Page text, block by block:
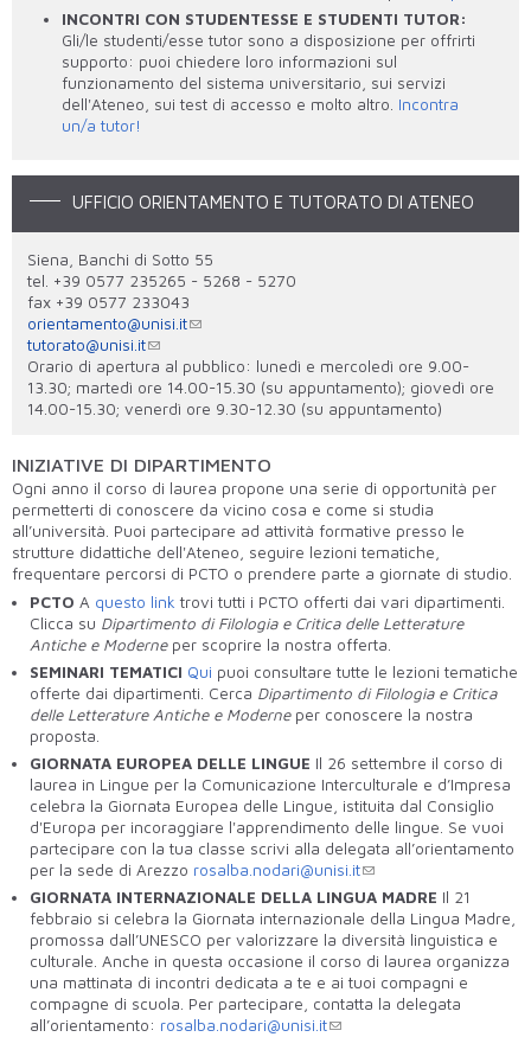
INCONTRI CON STUDENTESSE E STUDENTI TUTOR:
Gli/le studenti/esse tutor sono a disposizione per offrirti
supporto: puoi chiedere loro informazioni sul
funzionamento del sistema universitario, sui servizi
dell'Ateneo, sui test di accesso e molto altro. Incontra
un/a tutor!
UFFICIO ORIENTAMENTO E TUTORATO DI ATENEO
Siena, Banchi di Sotto 55
tel. +39 0577 235265 - 5268 - 5270
fax +39 0577 233043
orientamento@unisi.it
tutorato@unisi.it
Orario di apertura al pubblico: lunedì e mercoledì ore 9.00-
13.30; martedì ore 14.00-15.30 (su appuntamento); giovedì ore
14.00-15.30; venerdì ore 9.30-12.30 (su appuntamento)
INIZIATIVE DI DIPARTIMENTO
Ogni anno il corso di laurea propone una serie di opportunità per
permetterti di conoscere da vicino cosa e come si studia
all’università. Puoi partecipare ad attività formative presso le
strutture didattiche dell'Ateneo, seguire lezioni tematiche,
frequentare percorsi di PCTO o prendere parte a giornate di studio.
PCTO A questo link trovi tutti i PCTO offerti dai vari dipartimenti.
Clicca su Dipartimento di Filologia e Critica delle Letterature
Antiche e Moderneper scoprire la nostra offerta.
SEMINARI TEMATICI Qui puoi consultare tutte le lezioni tematiche
offerte dai dipartimenti. Cerca Dipartimento di Filologia e Critica
delle Letterature Antiche e Moderneper conoscere la nostra
proposta.
GIORNATA EUROPEA DELLE LINGUE Il 26 settembre il corso di
laurea in Lingue per la Comunicazione Interculturale e d’Impresa
celebra la Giornata Europea delle Lingue, istituita dal Consiglio
d'Europa per incoraggiare l'apprendimento delle lingue. Se vuoi
partecipare con la tua classe scrivi alla delegata all’orientamento
per la sede di Arezzo rosalba.nodari@unisi.it
GIORNATA INTERNAZIONALE DELLA LINGUA MADRE Il 21
febbraio si celebra la Giornata internazionale della Lingua Madre,
promossa dall’UNESCO per valorizzare la diversità linguistica e
culturale. Anche in questa occasione il corso di laurea organizza
una mattinata di incontri dedicata a te e ai tuoi compagni e
compagne di scuola. Per partecipare, contatta la delegata
all’orientamento: rosalba.nodari@unisi.it